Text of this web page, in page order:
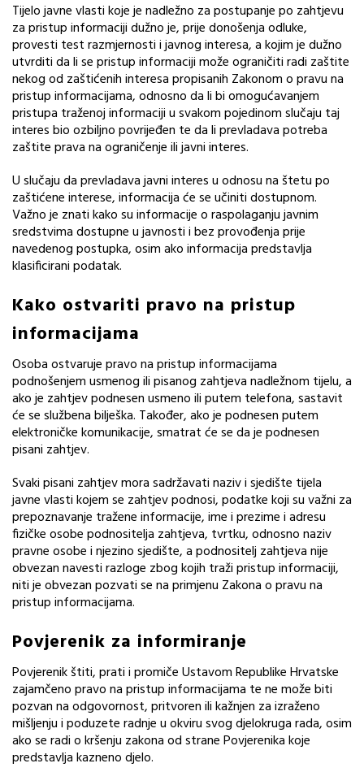
Tijelo javne vlasti koje je nadležno za postupanje po zahtjevu
za pristup informaciji dužno je, prije donošenja odluke,
provesti test razmjernosti i javnog interesa, a kojim je dužno
utvrditi da li se pristup informaciji može ograničiti radi zaštite
nekog od zaštićenih interesa propisanih Zakonom o pravu na
pristup informacijama, odnosno da li bi omogućavanjem
pristupa traženoj informaciji u svakom pojedinom slučaju taj
interes bio ozbiljno povrijeđen te da li prevladava potreba
zaštite prava na ograničenje ili javni interes.
U slučaju da prevladava javni interes u odnosu na štetu po
zaštićene interese, informacija će se učiniti dostupnom.
Važno je znati kako su informacije o raspolaganju javnim
sredstvima dostupne u javnosti i bez provođenja prije
navedenog postupka, osim ako informacija predstavlja
klasificirani podatak.
Kako ostvariti pravo na pristup
informacijama
Osoba ostvaruje pravo na pristup informacijama
podnošenjem usmenog ili pisanog zahtjeva nadležnom tijelu, a
ako je zahtjev podnesen usmeno ili putem telefona, sastavit
će se službena bilješka. Također, ako je podnesen putem
elektroničke komunikacije, smatrat će se da je podnesen
pisani zahtjev.
Svaki pisani zahtjev mora sadržavati naziv i sjedište tijela
javne vlasti kojem se zahtjev podnosi, podatke koji su važni za
prepoznavanje tražene informacije, ime i prezime i adresu
fizičke osobe podnositelja zahtjeva, tvrtku, odnosno naziv
pravne osobe i njezino sjedište, a podnositelj zahtjeva nije
obvezan navesti razloge zbog kojih traži pristup informaciji,
niti je obvezan pozvati se na primjenu Zakona o pravu na
pristup informacijama.
Povjerenik za informiranje
Povjerenik štiti, prati i promiče Ustavom Republike Hrvatske
zajamčeno pravo na pristup informacijama te ne može biti
pozvan na odgovornost, pritvoren ili kažnjen za izraženo
mišljenju i poduzete radnje u okviru svog djelokruga rada, osim
ako se radi o kršenju zakona od strane Povjerenika koje
predstavlja kazneno djelo.